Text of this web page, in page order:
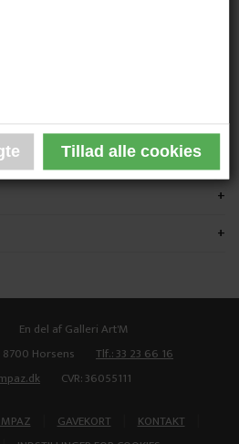
En del af Galleri Art'M
8700 Horsens
Tlf.: 33 23 66 16
CVR: 36055111
GAVEKORT KONTAKT